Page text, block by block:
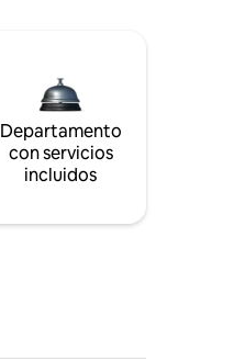
Departamento
con servicios
incluidos